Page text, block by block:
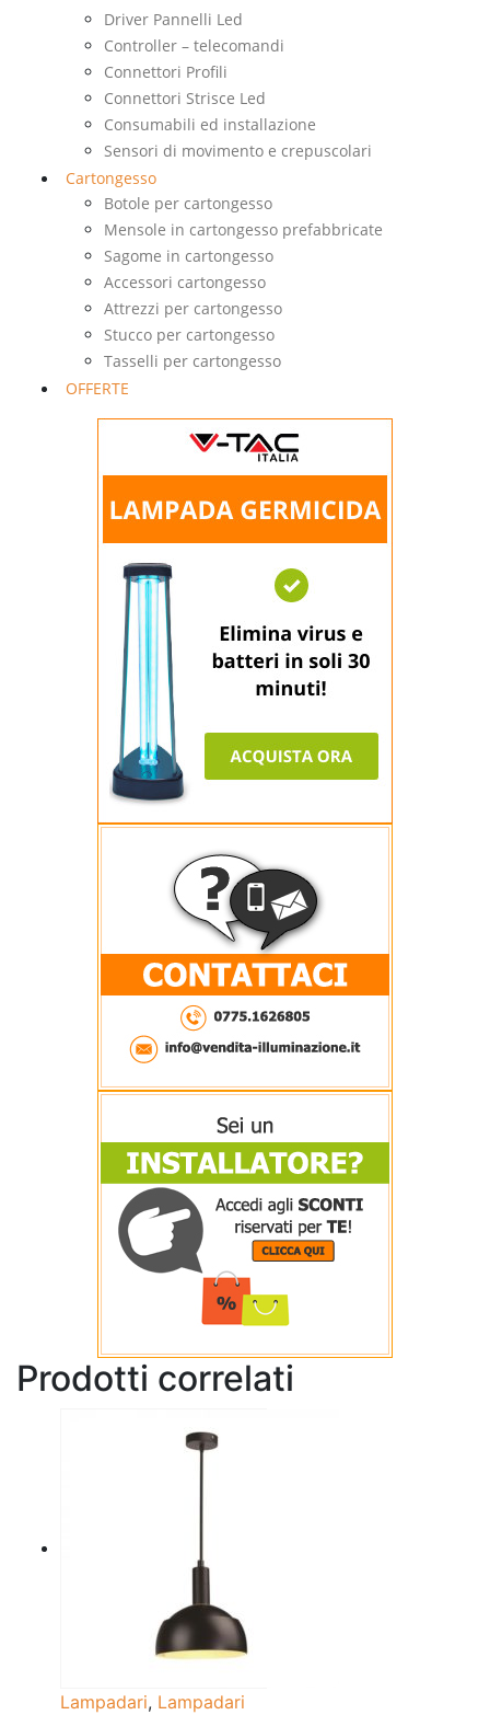
Driver Pannelli Led
Controller – telecomandi
Connettori Profili
Connettori Strisce Led
Consumabili ed installazione
Sensori di movimento e crepuscolari
Cartongesso
Botole per cartongesso
Mensole in cartongesso prefabbricate
Sagome in cartongesso
Accessori cartongesso
Attrezzi per cartongesso
Stucco per cartongesso
Tasselli per cartongesso
OFFERTE
Prodotti correlati
Lampadari, Lampadari